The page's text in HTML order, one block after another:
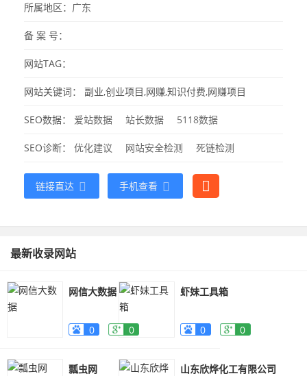
所属地区： 广东
备 案 号：
网站TAG：
网站关键词： 副业,创业项目,网赚,知识付费,网赚项目
SEO数据： 爱站数据 站长数据 5118数据
SEO诊断： 优化建议 网站安全检测 死链检测
链接直达 手机查看
最新收录网站
网信大数据
0 0
虾妹工具箱
0 0
瓢虫网 山东欣烨化工有限公司